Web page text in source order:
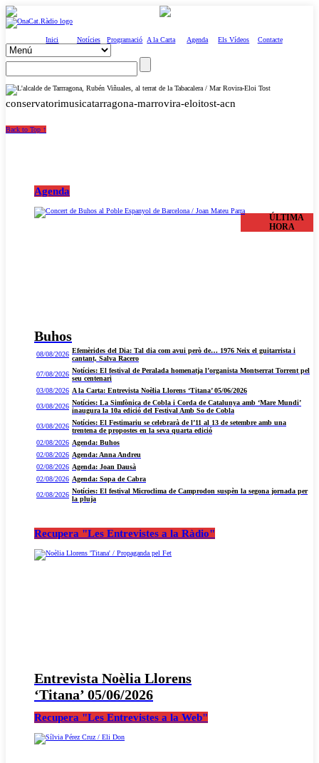
Inici Notícies Programació A la Carta Agenda Els Vídeos Contacte
conservatorimusicatarragona-marrovira-eloitost-acn
Back to Top ↑
Agenda
Buhos
ÚLTIMA
HORA
08/08/2026 Efemèrides del Dia: Tal dia com avui però de… 1976 Neix el guitarrista i
cantant, Salva Racero
07/08/2026 Notícies: El festival de Peralada homenatja l’organista Montserrat Torrent pel
seu centenari
03/08/2026 A la Carta: Entrevista Noèlia Llorens ‘Titana’ 05/06/2026
03/08/2026 Notícies: La Simfònica de Cobla i Corda de Catalunya amb ‘Mare Mundi’
inaugura la 10a edició del Festival Amb So de Cobla
03/08/2026 Notícies: El Festimariu se celebrarà de l’11 al 13 de setembre amb una
trentena de propostes en la seva quarta edició
02/08/2026 Agenda: Buhos
02/08/2026 Agenda: Anna Andreu
02/08/2026 Agenda: Joan Dausà
02/08/2026 Agenda: Sopa de Cabra
02/08/2026 Notícies: El festival Microclima de Camprodon suspèn la segona jornada per
la pluja
Recupera "Les Entrevistes a la Ràdio"
Entrevista Noèlia Llorens
‘Titana’ 05/06/2026
Recupera "Les Entrevistes a la Web"